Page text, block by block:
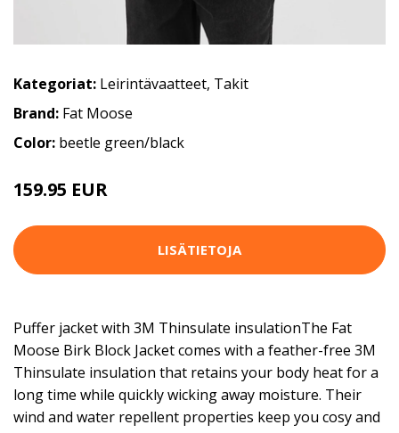
Kategoriat: Leirintävaatteet, Takit
Brand: Fat Moose
Color: beetle green/black
159.95 EUR
LISÄTIETOJA
Puffer jacket with 3M Thinsulate insulationThe Fat
Moose Birk Block Jacket comes with a feather-free 3M
Thinsulate insulation that retains your body heat for a
long time while quickly wicking away moisture. Their
wind and water repellent properties keep you cosy and